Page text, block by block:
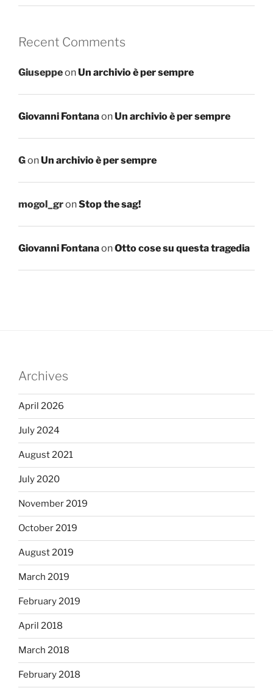
Recent Comments
GiuseppeonUn archivio è per sempre
Giovanni FontanaonUn archivio è per sempre
GonUn archivio è per sempre
mogol_gronStop the sag!
Giovanni FontanaonOtto cose su questa tragedia
Archives
April 2026
July 2024
August 2021
July 2020
November 2019
October 2019
August 2019
March 2019
February 2019
April 2018
March 2018
February 2018